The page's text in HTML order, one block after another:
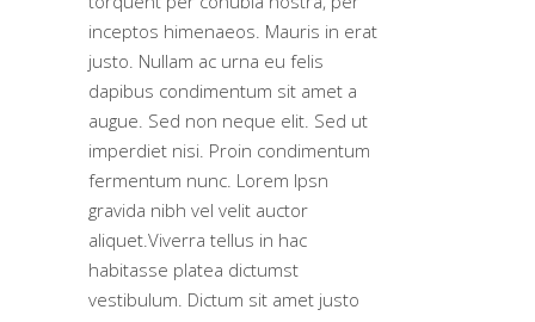
inceptos himenaeos. Mauris in erat
justo. Nullam ac urna eu felis
dapibus condimentum sit amet a
augue. Sed non neque elit. Sed ut
imperdiet nisi. Proin condimentum
fermentum nunc. Lorem Ipsn
gravida nibh vel velit auctor
aliquet.Viverra tellus in hac
habitasse platea dictumst
vestibulum. Dictum sit amet justo